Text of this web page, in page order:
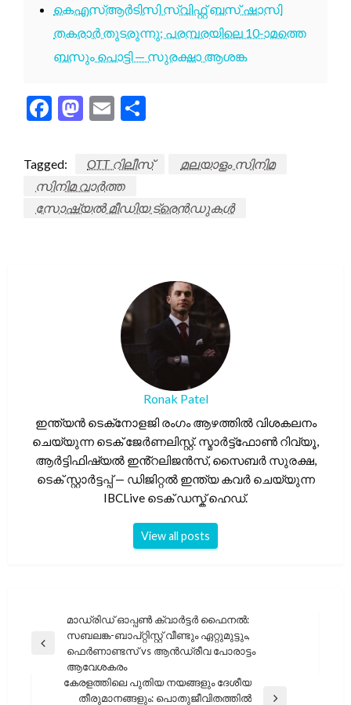
കെഎസ്ആർടിസി സ്വിഫ്റ്റ് ബസ് ഷാസി
തകരാർ തുടരുന്നു; പരമ്പരയിലെ 10-ാമത്തെ
ബസും പൊട്ടി — സുരക്ഷാ ആശങ്ക
Facebook
Mastodon
Email
Tagged: OTT റിലീസ്
മലയാളം സിനിമ
സിനിമ വാർത്ത
സോഷ്യൽ മീഡിയ ട്രെൻഡുകൾ
Ronak Patel
ഇന്ത്യൻ ടെക്‌നോളജി രംഗം ആഴത്തിൽ വിശകലനം
ചെയ്യുന്ന ടെക് ജേർണലിസ്റ്റ്. സ്മാർട്ട്ഫോൺ റിവ്യൂ,
ആർട്ടിഫിഷ്യൽ ഇൻ്റലിജൻസ്, സൈബർ സുരക്ഷ,
ടെക് സ്റ്റാർട്ടപ്പ് — ഡിജിറ്റൽ ഇന്ത്യ കവർ ചെയ്യുന്ന
IBCLive ടെക് ഡസ്ക് ഹെഡ്.
View all posts
പോസ്റ്റുകളിലൂടെ
Previous
മാഡ്രിഡ് ഓപ്പൺ ക്വാർട്ടർ ഫൈനൽ:
സബലങ്ക-ബാപ്റ്റിസ്റ്റ് വീണ്ടും ഏറ്റുമുട്ടും,
ഫെർണാണ്ടസ് vs ആൻഡ്രീവ പോരാട്ടം
ആവേശകരം
കേരളത്തിലെ പുതിയ നയങ്ങളും ദേശീയ
തീരുമാനങ്ങളും: പൊതുജീവിതത്തിൽ